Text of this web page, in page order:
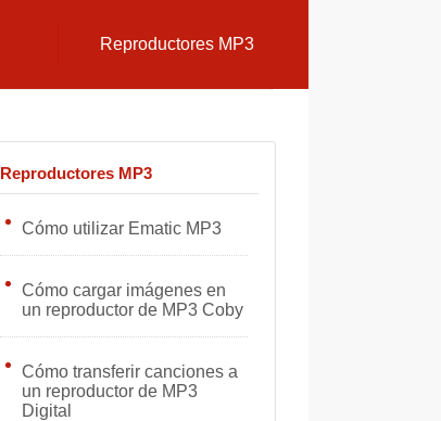
Reproductores MP3
Reproductores MP3
Cómo utilizar Ematic MP3
Cómo cargar imágenes en
un reproductor de MP3 Coby
Cómo transferir canciones a
un reproductor de MP3
Digital